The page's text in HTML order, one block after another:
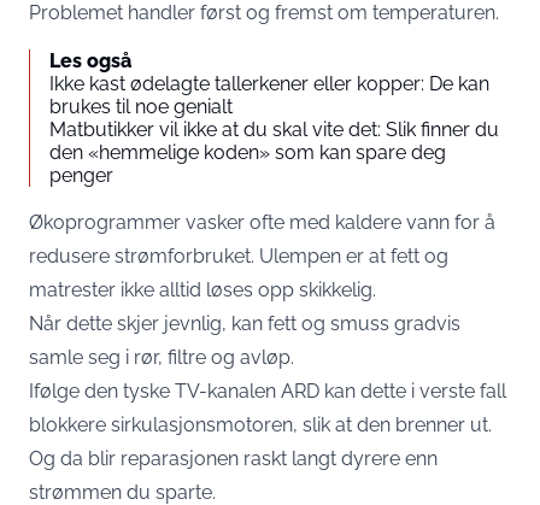
Problemet handler først og fremst om temperaturen.
Les også
Ikke kast ødelagte tallerkener eller kopper: De kan
brukes til noe genialt
Matbutikker vil ikke at du skal vite det: Slik finner du
den «hemmelige koden» som kan spare deg
penger
Økoprogrammer vasker ofte med kaldere vann for å
redusere strømforbruket. Ulempen er at fett og
matrester ikke alltid løses opp skikkelig.
Når dette skjer jevnlig, kan fett og smuss gradvis
samle seg i rør, filtre og avløp.
Ifølge den tyske TV-kanalen ARD kan dette i verste fall
blokkere sirkulasjonsmotoren, slik at den brenner ut.
Og da blir reparasjonen raskt langt dyrere enn
strømmen du sparte.